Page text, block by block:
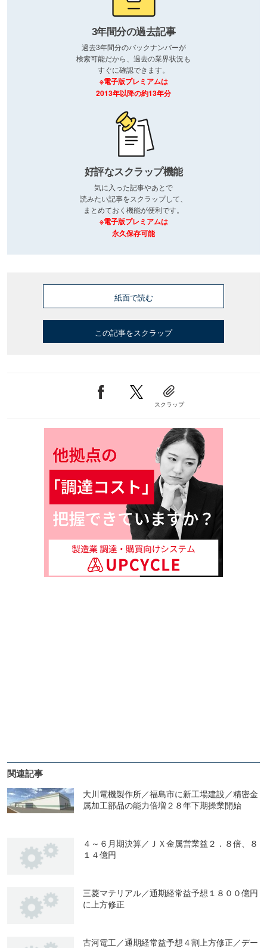
3年間分の過去記事
過去3年間分のバックナンバーが
検索可能だから、過去の業界状況も
すぐに確認できます。
※電子版プレミアムは
2013年以降の約13年分
好評なスクラップ機能
気に入った記事やあとで
読みたい記事をスクラップして、
まとめておく機能が便利です。
※電子版プレミアムは
永久保存可能
紙面で読む
この記事をスクラップ
スクラップ
関連記事
大川電機製作所／福島市に新工場建設／精密金
属加工部品の能力倍増２８年下期操業開始
４～６月期決算／ＪＸ金属営業益２．８倍、８
１４億円
三菱マテリアル／通期経常益予想１８００億円
に上方修正
古河電工／通期経常益予想４割上方修正／デー